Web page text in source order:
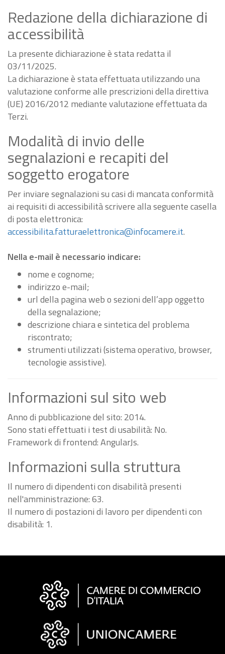
Redazione della dichiarazione di
accessibilità
La presente dichiarazione è stata redatta il
03/11/2025.
La dichiarazione è stata effettuata utilizzando una
valutazione conforme alle prescrizioni della direttiva
(UE) 2016/2012 mediante valutazione effettuata da
Terzi.
Modalità di invio delle
segnalazioni e recapiti del
soggetto erogatore
Per inviare segnalazioni su casi di mancata conformità
ai requisiti di accessibilità scrivere alla seguente casella
di posta elettronica:
accessibilita.fatturaelettronica@infocamere.it.
Nella e-mail è necessario indicare:
nome e cognome;
indirizzo e-mail;
url della pagina web o sezioni dell’app oggetto
della segnalazione;
descrizione chiara e sintetica del problema
riscontrato;
strumenti utilizzati (sistema operativo, browser,
tecnologie assistive).
Informazioni sul sito web
Anno di pubblicazione del sito: 2014.
Sono stati effettuati i test di usabilità: No.
Framework di frontend: AngularJs.
Informazioni sulla struttura
Il numero di dipendenti con disabilità presenti
nell'amministrazione: 63.
Il numero di postazioni di lavoro per dipendenti con
disabilità: 1.
Informazioni
"Fattura